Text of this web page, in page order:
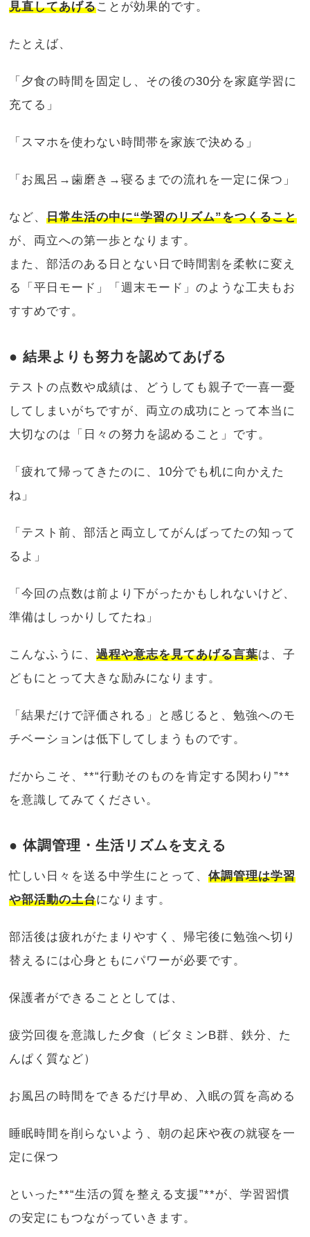
見直してあげることが効果的です。
たとえば、
「夕食の時間を固定し、その後の30分を家庭学習に
充てる」
「スマホを使わない時間帯を家族で決める」
「お風呂→歯磨き→寝るまでの流れを一定に保つ」
など、日常生活の中に“学習のリズム”をつくること
が、両立への第一歩となります。
また、部活のある日とない日で時間割を柔軟に変え
る「平日モード」「週末モード」のような工夫もお
すすめです。
● 結果よりも努力を認めてあげる
テストの点数や成績は、どうしても親子で一喜一憂
してしまいがちですが、両立の成功にとって本当に
大切なのは「日々の努力を認めること」です。
「疲れて帰ってきたのに、10分でも机に向かえた
ね」
「テスト前、部活と両立してがんばってたの知って
るよ」
「今回の点数は前より下がったかもしれないけど、
準備はしっかりしてたね」
こんなふうに、過程や意志を見てあげる言葉は、子
どもにとって大きな励みになります。
「結果だけで評価される」と感じると、勉強へのモ
チベーションは低下してしまうものです。
だからこそ、**“行動そのものを肯定する関わり”**
を意識してみてください。
● 体調管理・生活リズムを支える
忙しい日々を送る中学生にとって、体調管理は学習
や部活動の土台になります。
部活後は疲れがたまりやすく、帰宅後に勉強へ切り
替えるには心身ともにパワーが必要です。
保護者ができることとしては、
疲労回復を意識した夕食（ビタミンB群、鉄分、た
んぱく質など）
お風呂の時間をできるだけ早め、入眠の質を高める
睡眠時間を削らないよう、朝の起床や夜の就寝を一
定に保つ
といった**“生活の質を整える支援”**が、学習習慣
の安定にもつながっていきます。